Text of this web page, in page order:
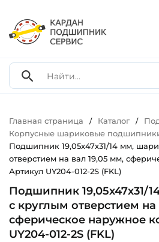
Главная страница / Каталог /
Корпусные шариковые
Подшипник 19,05х47х31/14 мм,
отверстием на вал 19,05 мм,
Артикул UY204-012-2S (FKL)
Подшипник 19,05х47х31/
с круглым отверстием на
сферическое наружное
UY204-012-2S (FKL)